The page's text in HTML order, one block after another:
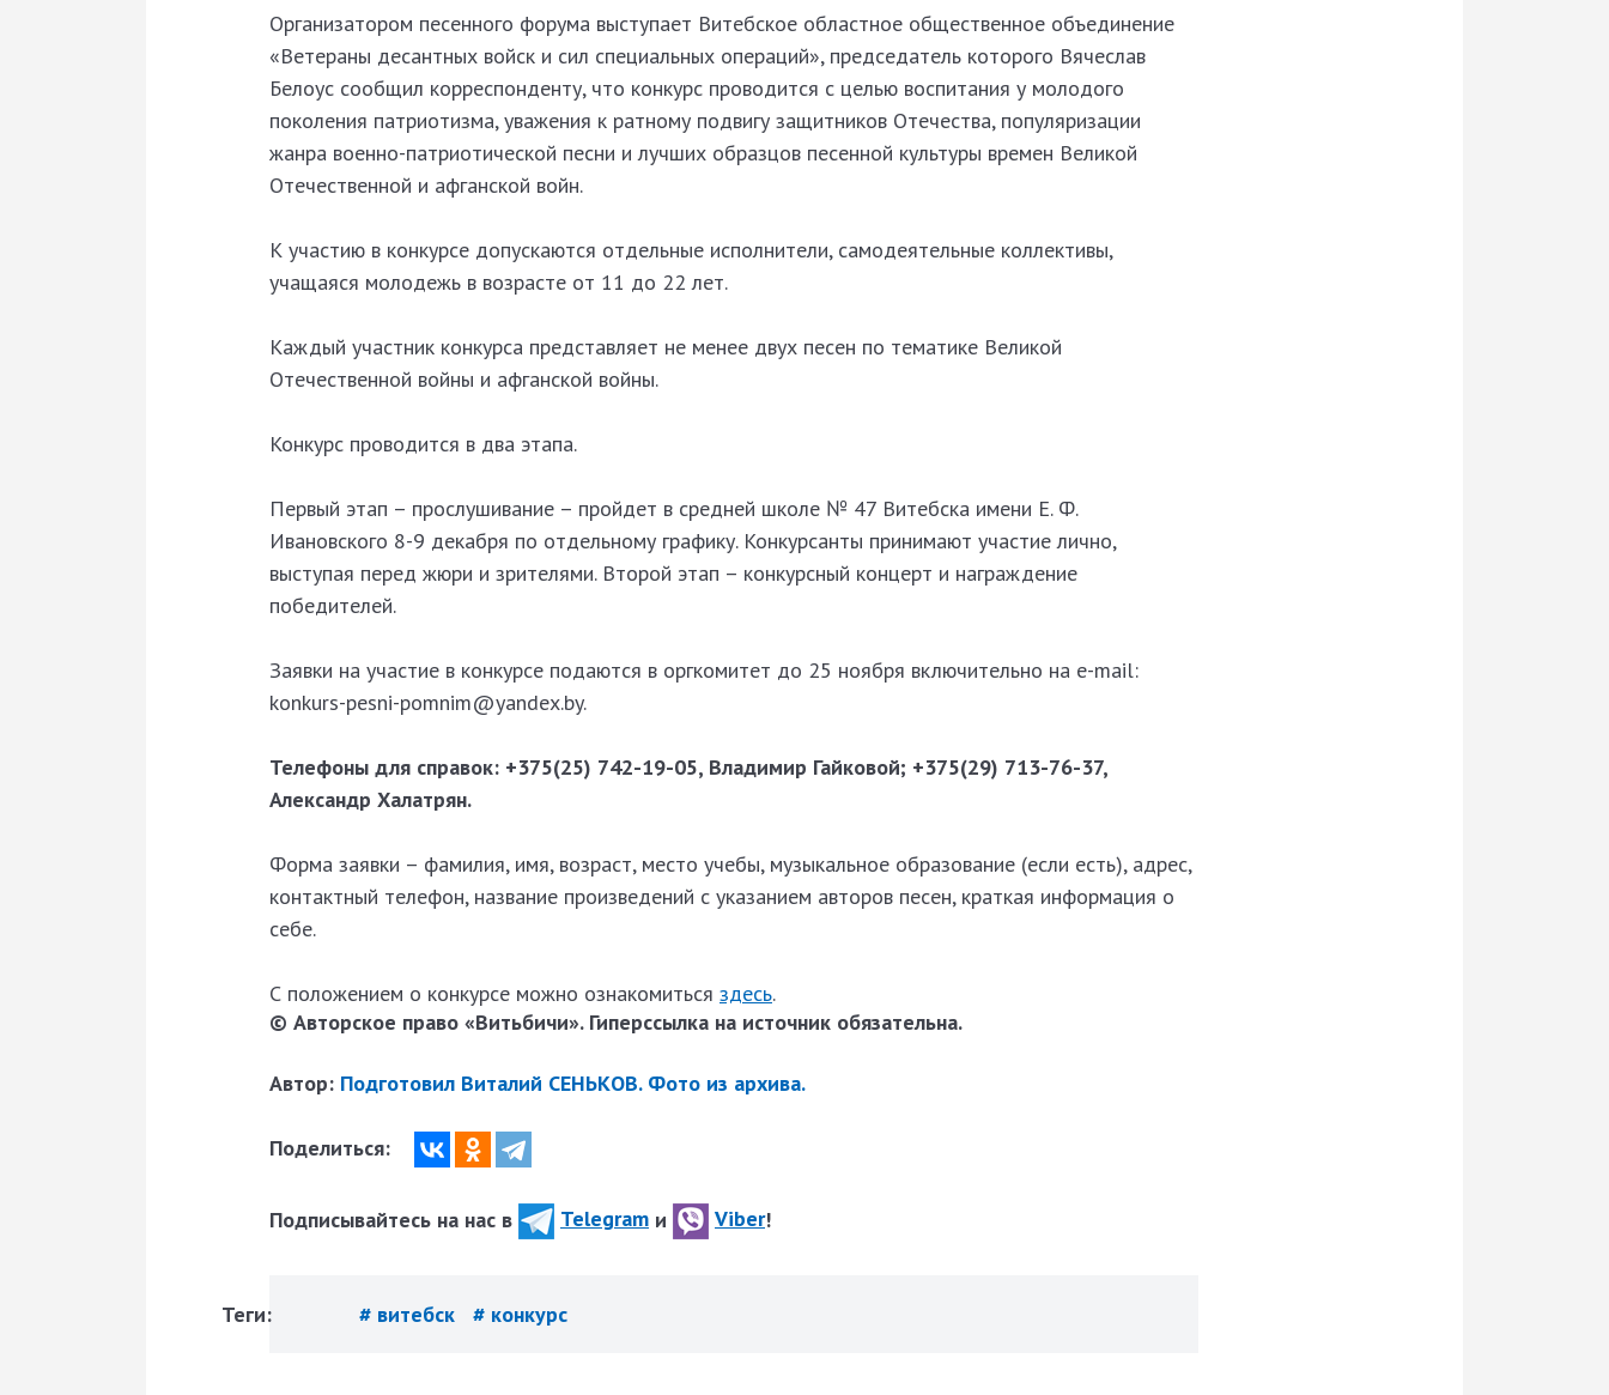
Организатором песенного форума выступает Витебское областное общественное объединение
«Ветераны десантных войск и сил специальных операций», председатель которого Вячеслав
Белоус сообщил корреспонденту, что конкурс проводится с целью воспитания у молодого
поколения патриотизма, уважения к ратному подвигу защитников Отечества, популяризации
жанра военно-патриотической песни и лучших образцов песенной культуры времен Великой
Отечественной и афганской войн.
К участию в конкурсе допускаются отдельные исполнители, самодеятельные коллективы,
учащаяся молодежь в возрасте от 11 до 22 лет.
Каждый участник конкурса представляет не менее двух песен по тематике Великой
Отечественной войны и афганской войны.
Конкурс проводится в два этапа.
Первый этап – прослушивание – пройдет в средней школе № 47 Витебска имени Е. Ф.
Ивановского 8-9 декабря по отдельному графику. Конкурсанты принимают участие лично,
выступая перед жюри и зрителями. Второй этап – конкурсный концерт и награждение
победителей.
Заявки на участие в конкурсе подаются в оргкомитет до 25 ноября включительно на e-mail:
konkurs-pesni-pomnim@yandex.by.
Телефоны для справок: +375(25) 742-19-05, Владимир Гайковой; +375(29) 713-76-37,
Александр Халатрян.
Форма заявки – фамилия, имя, возраст, место учебы, музыкальное образование (если есть), адрес,
контактный телефон, название произведений с указанием авторов песен, краткая информация о
себе.
С положением о конкурсе можно ознакомиться здесь.
© Авторское право «Витьбичи». Гиперссылка на источник обязательна.
Автор: Подготовил Виталий СЕНЬКОВ. Фото из архива.
Поделиться:
Подписывайтесь на нас в Telegram и Viber!
Теги: # витебск # конкурс